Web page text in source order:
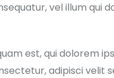
vel illum qui
est, qui dolorem
adipisci velit